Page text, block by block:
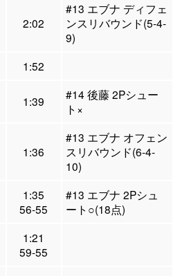
2:02
#13 エブナ ディフェ
ンスリバウンド(5-4-
9)
1:52
1:39
#14 後藤 2Pシュー
ト×
1:36
#13 エブナ オフェン
スリバウンド(6-4-
10)
1:35
56-55
#13 エブナ 2Pシュ
ート○(18点)
1:21
59-55